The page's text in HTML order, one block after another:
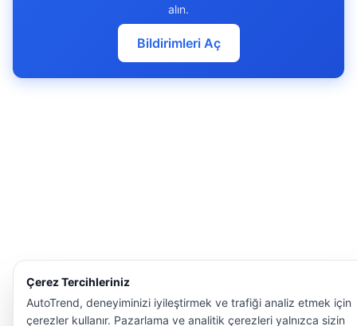
Çerez Tercihleriniz
AutoTrend, deneyiminizi iyileştirmek ve trafiği analiz etmek için
çerezler kullanır. Pazarlama ve analitik çerezleri yalnızca sizin
alın.
Bildirimleri Aç